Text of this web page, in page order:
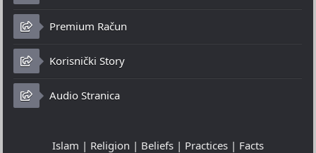
Premium Račun
Korisnički Story
Audio Stranica
Islam | Religion | Beliefs | Practices | Facts